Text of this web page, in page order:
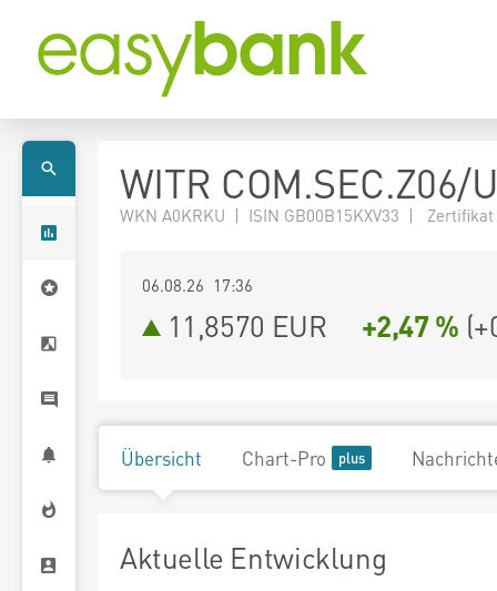
WITR COM.SEC.Z06/
WKN A0KRKU | ISIN GB00B15KXV33 | Zertifikat
06.08.26 17:36
11,8570 EUR +2,47 % (
Übersicht Chart-Pro
Aktuelle Entwicklung